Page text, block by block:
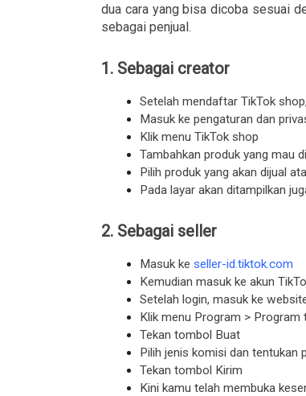
dua cara yang bisa dicoba sesuai
sebagai penjual.
1. Sebagai creator
Setelah mendaftar TikTok
Masuk ke pengaturan dan
Klik menu TikTok shop
Tambahkan produk yang mau
Pilih produk yang akan dijual
Pada layar akan ditampilkan
2. Sebagai seller
Masuk ke seller-id.tiktok.com
Kemudian masuk ke akun
Setelah login, masuk ke
Klik menu Program > Program
Tekan tombol Buat
Pilih jenis komisi dan tentukan
Tekan tombol Kirim
Kini kamu telah membuka